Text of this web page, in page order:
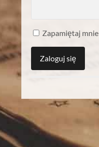
Zapamiętaj mnie